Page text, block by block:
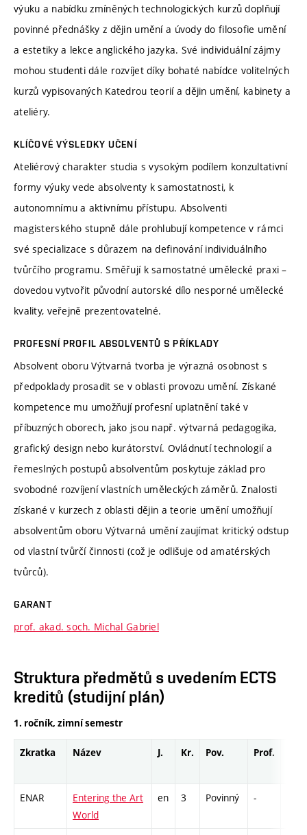
výuku a nabídku zmíněných technologických kurzů doplňují
povinné přednášky z dějin umění a úvody do filosofie umění
a estetiky a lekce anglického jazyka. Své individuální zájmy
mohou studenti dále rozvíjet díky bohaté nabídce volitelných
kurzů vypisovaných Katedrou teorií a dějin umění, kabinety a
ateliéry.
KLÍČOVÉ VÝSLEDKY UČENÍ
Ateliérový charakter studia s vysokým podílem konzultativní
formy výuky vede absolventy k samostatnosti, k
autonomnímu a aktivnímu přístupu. Absolventi
magisterského stupně dále prohlubují kompetence v rámci
své specializace s důrazem na definování individuálního
tvůrčího programu. Směřují k samostatné umělecké praxi –
dovedou vytvořit původní autorské dílo nesporné umělecké
kvality, veřejně prezentovatelné.
PROFESNÍ PROFIL ABSOLVENTŮ S PŘÍKLADY
Absolvent oboru Výtvarná tvorba je výrazná osobnost s
předpoklady prosadit se v oblasti provozu umění. Získané
kompetence mu umožňují profesní uplatnění také v
příbuzných oborech, jako jsou např. výtvarná pedagogika,
grafický design nebo kurátorství. Ovládnutí technologií a
řemeslných postupů absolventům poskytuje základ pro
svobodné rozvíjení vlastních uměleckých záměrů. Znalosti
získané v kurzech z oblasti dějin a teorie umění umožňují
absolventům oboru Výtvarná umění zaujímat kritický odstup
od vlastní tvůrčí činnosti (což je odlišuje od amatérských
tvůrců).
GARANT
prof. akad. soch. Michal Gabriel
Struktura předmětů s uvedením ECTS
kreditů (studijní plán)
1. ročník, zimní semestr
Zkratka Název J. Kr. Pov. Prof.
ENAR
Entering the Art
World
en 3 Povinný -